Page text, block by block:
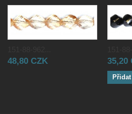
48,80 CZK 35,20